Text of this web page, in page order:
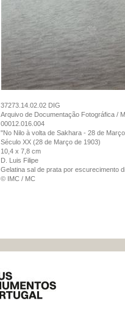
37273.14.02.02 DIG
Arquivo de Documentação Fotográfica /
00012.016.004
"No Nilo à volta de Sakhara - 28 de
Século XX (28 de Março de 1903)
10,4 x 7,8 cm
D. Luis Filipe
Gelatina sal de prata por escurecimento
© IMC / MC